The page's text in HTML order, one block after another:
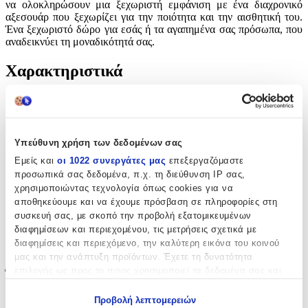
Υπεύθυνη χρήση των δεδομένων σας
Εμείς και οι 1022 συνεργάτες μας επεξεργαζόμαστε
προσωπικά σας δεδομένα, π.χ. τη διεύθυνση IP σας,
χρησιμοποιώντας τεχνολογία όπως cookies για να
αποθηκεύουμε και να έχουμε πρόσβαση σε πληροφορίες στη
συσκευή σας, με σκοπό την προβολή εξατομικευμένων
διαφημίσεων και περιεχομένου, τις μετρήσεις σχετικά με
διαφημίσεις και περιεχόμενο, την καλύτερη εικόνα του κοινού
μας και την ανάπτυξη προϊόντων. Έχετε τη δυνατότητα
Προβολή λεπτομερειών
να ολοκληρώσουν μια ξεχωριστή εμφάνιση με ένα διαχρονικό
αξεσουάρ που ξεχωρίζει για την ποιότητα και την αισθητική του.
Ένα ξεχωριστό δώρο για εσάς ή τα αγαπημένα σας πρόσωπα, που
αναδεικνύει τη μοναδικότητά σας.
Χαρακτηριστικά
Κατασκευαστής
Βασικά Χαρακτηριστικά
Επιχρυσωμένα:
Όχι
Σετ
Όχι